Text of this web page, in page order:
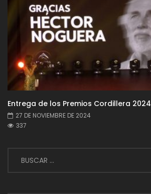
Entrega de los Premios Cordillera 2024
27 DE NOVIEMBRE DE 2024
337